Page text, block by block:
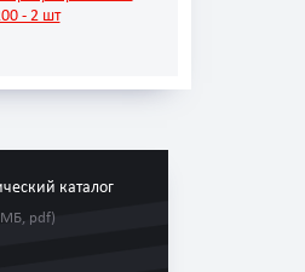
- 2 шт
каталог
pdf)